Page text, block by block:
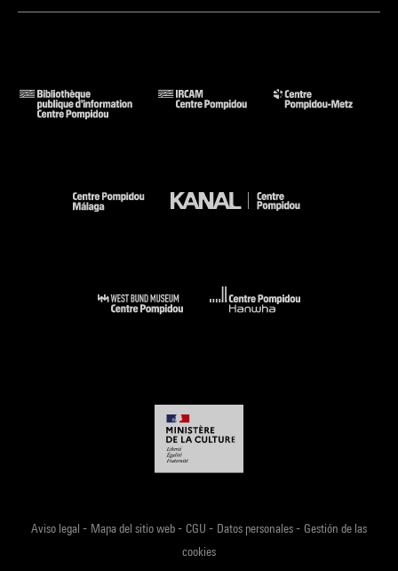
Aviso legal - Mapa del sitio web- CGU - Datos personales- Gestión de las
cookies